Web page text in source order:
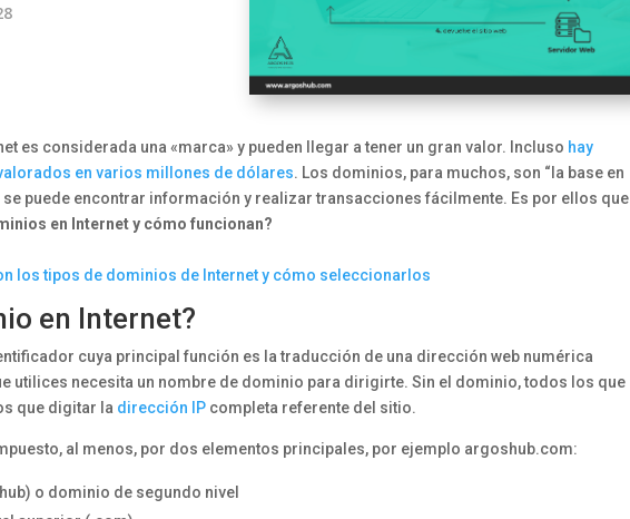
es considerada una «marca» y pueden llegar a tener un gran valor. Incluso hay
en varios millones de dólares. Los dominios, para muchos, son “la base en
se puede encontrar información y realizar transacciones fácilmente. Es por ellos que
en Internet y cómo funcionan?
los tipos de dominios de Internet y cómo seleccionarlos
en Internet?
cuya principal función es la traducción de una dirección web numérica
utilices necesita un nombre de dominio para dirigirte. Sin el dominio, todos los que
que digitar la dirección IP completa referente del sitio.
al menos, por dos elementos principales, por ejemplo argoshub.com:
o dominio de segundo nivel